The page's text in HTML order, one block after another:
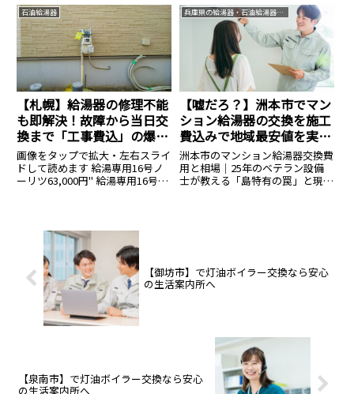
含めた確実な施工を行います。本
体＋標準工事＋処分費の総額提
示。
用は本体＋工事費＋処分費のコミ
コミ総額でご提案。見積もりは写
真送付で即答可能です。
石油給湯器
【札幌】給湯器の修理不能
も即解決！故障から当日交
換まで「工事費込」の爆速
対応。
画像をタップで拡大・左右スライ
ドして読めます 給湯専用16号ノ
ーリツ63,000円" 給湯専用16号パ
ぎの方はお電話が最短です。機
種・設置場...
兵庫県の給湯器・石油給湯器交換なら生活案内所
【嘘だろ？】洲本市でマン
ション給湯器の交換を施工
費込みで地域最安値を実現
します。
洲本市のマンション給湯器交換費
用と相場｜25年のベテラン設備
士が教える「島特有の罠」と現場
【御坊市】で灯油ボイラー交換なら安心
の生活案内所へ
【泉南市】で灯油ボイラー交換なら安心
の生活案内所へ